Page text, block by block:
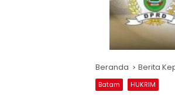
Beranda Berita
Batam HUKRIM